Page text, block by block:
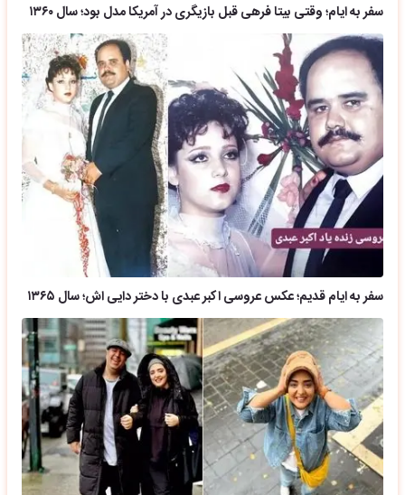
سفر به ایام؛ وقتی بیتا فرهی قبل بازیگری در آمریکا مدل بود؛ سال ۱۳۶۰
سفر به ایام قدیم؛ عکس عروسی اکبر عبدی با دختر دایی اش؛ سال ۱۳۶۵